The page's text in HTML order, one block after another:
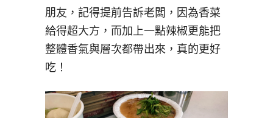
朋友，記得提前告訴老闆，因為香菜
給得超大方，而加上一點辣椒更能把
整體香氣與層次都帶出來，真的更好
吃！